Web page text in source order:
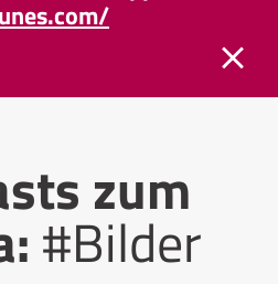
zum
#Bilder